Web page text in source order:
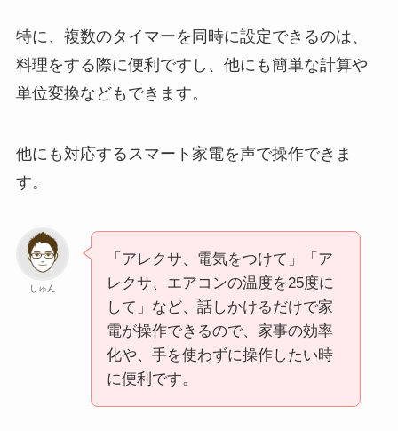
特に、複数のタイマーを同時に設定できるのは、
料理をする際に便利ですし、他にも簡単な計算や
単位変換などもできます。
他にも対応するスマート家電を声で操作できま
す。
しゅん
「アレクサ、電気をつけて」「ア
レクサ、エアコンの温度を25度に
して」など、話しかけるだけで家
電が操作できるので、家事の効率
化や、手を使わずに操作したい時
に便利です。